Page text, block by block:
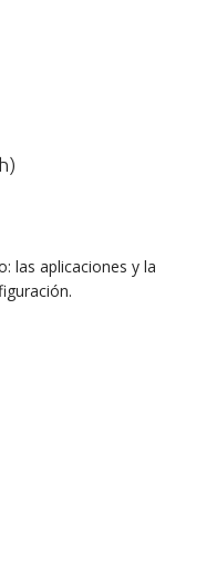
las aplicaciones y la